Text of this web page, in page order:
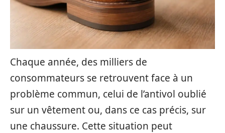
Chaque année, des milliers de
consommateurs se retrouvent face à un
problème commun, celui de l’antivol oublié
sur un vêtement ou, dans ce cas précis, sur
une chaussure. Cette situation peut